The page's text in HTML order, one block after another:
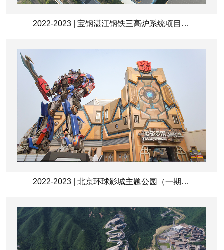
2022-2023 | 宝钢湛江钢铁三高炉系统项目冷轧工程
2022-2023 | 北京环球影城主题公园（一期）项目